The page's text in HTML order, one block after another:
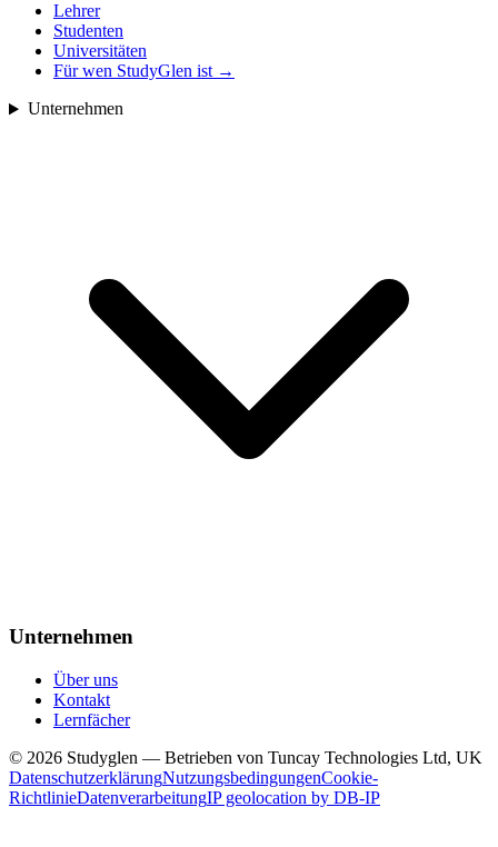
Lehrer
Studenten
Universitäten
Für wen StudyGlen ist→
Unternehmen
Unternehmen
Über uns
Kontakt
Lernfächer
© 2026 Studyglen — Betrieben von Tuncay Technologies Ltd, UK
DatenschutzerklärungNutzungsbedingungenCookie-
RichtlinieDatenverarbeitungIP geolocation by DB-IP